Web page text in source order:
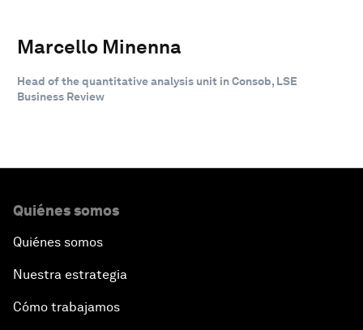
Marcello Minenna
Head of the quantitative analysis unit in Consob, LSE
Business Review
Quiénes somos
Quiénes somos
Nuestra estrategia
Cómo trabajamos